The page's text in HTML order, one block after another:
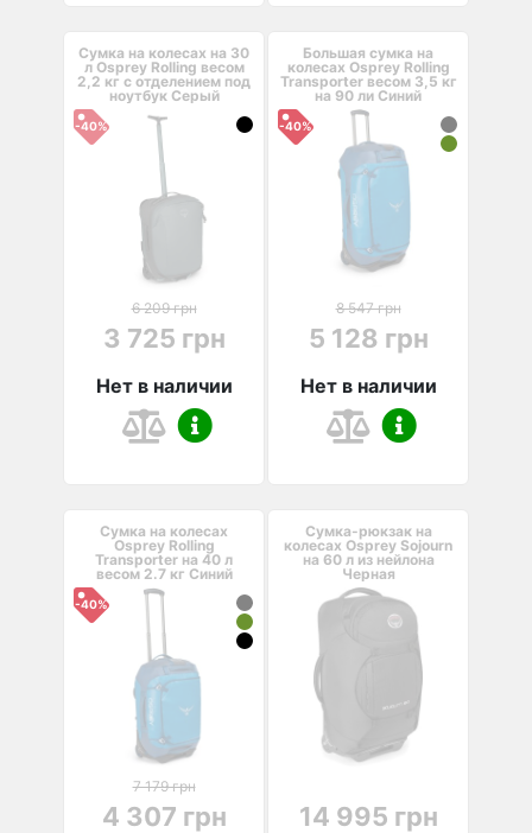
Сумка на колесах на 30
л Osprey Rolling весом
2,2 кг с отделением под
ноутбук Серый
-40%
6 209 грн
3 725 грн
Нет в наличии
Большая сумка на
колесах Osprey Rolling
Transporter весом 3,5 кг
на 90 ли Синий
-40%
8 547 грн
5 128 грн
Нет в наличии
Сумка на колесах
Osprey Rolling
Transporter на 40 л
весом 2.7 кг Синий
-40%
7 179 грн
4 307 грн
Сумка-рюкзак на
колесах Osprey Sojourn
на 60 л из нейлона
Черная
14 995 грн